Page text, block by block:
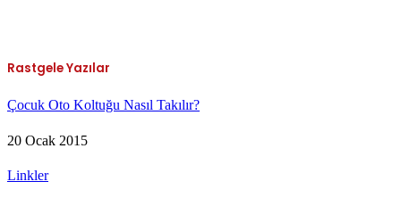
Rastgele Yazılar
Çocuk Oto Koltuğu Nasıl Takılır?
20 Ocak 2015
Linkler